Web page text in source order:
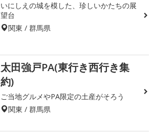
いにしえの城を模した、珍しいかたちの展
望台
関東 / 群馬県
太田強戸PA(東行き西行き集
約)
ご当地グルメやPA限定の土産がそろう
関東 / 群馬県